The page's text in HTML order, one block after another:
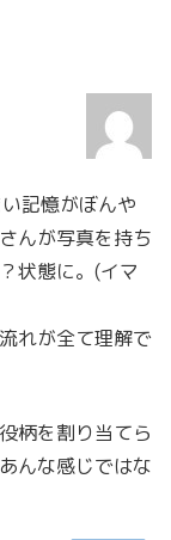
記憶がぼんや
んが写真を持ち
状態に。(イマ
れが全て理解で
柄を割り当てら
んな感じではな